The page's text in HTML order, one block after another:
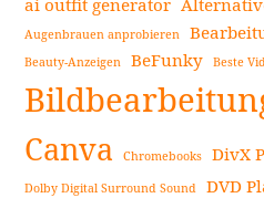
Seitenleiste
Augenbrauen anprobieren
Beauty-Anzeigen BeFunky Beste
Canva Chromebooks DivX
Dolby Digital Surround Sound DVD